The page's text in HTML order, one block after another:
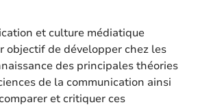
et culture médiatique
objectif de développer chez les
des principales théories
de la communication ainsi
et critiquer ces